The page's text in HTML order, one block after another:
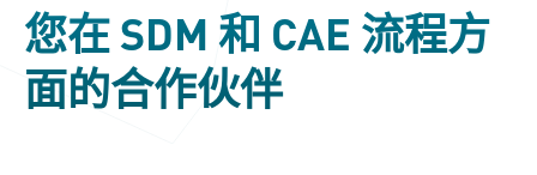
您在 SDM 和 CAE 流程方
面的合作伙伴